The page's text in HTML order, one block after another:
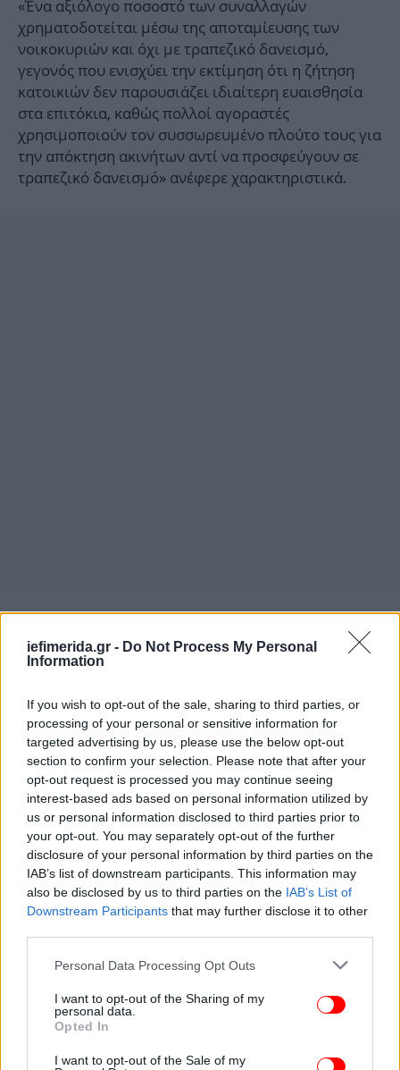
iefimerida.gr - Do Not Process My Personal
Information
If you wish to opt-out of the sale, sharing to third parties, or
processing of your personal or sensitive information for
targeted advertising by us, please use the below opt-out
section to confirm your selection. Please note that after your
opt-out request is processed you may continue seeing
interest-based ads based on personal information utilized by
us or personal information disclosed to third parties prior to
your opt-out. You may separately opt-out of the further
disclosure of your personal information by third parties on the
IAB’s list of downstream participants. This information may
also be disclosed by us to third parties on the IAB’s List of
Downstream Participants that may further disclose it to other
Please note that this website/app uses one or more Google
not limited to your visit or usage behaviour. You may click to
grant or deny consent to Google and its third-party tags to
use your data for below specified purposes in below Google
consent section.
Personal Data Processing Opt Outs
I want to opt-out of the Sharing of my
personal data.
Opted In
I want to opt-out of the Sale of my
«Ένα αξιόλογο ποσοστό των συναλλαγών
χρηματοδοτείται μέσω της αποταμίευσης των
νοικοκυριών και όχι με τραπεζικό δανεισμό,
γεγονός που ενισχύει την εκτίμηση ότι η ζήτηση
κατοικιών δεν παρουσιάζει ιδιαίτερη ευαισθησία
στα επιτόκια, καθώς πολλοί αγοραστές
χρησιμοποιούν τον συσσωρευμένο πλούτο τους για
την απόκτηση ακινήτων αντί να προσφεύγουν σε
τραπεζικό δανεισμό» ανέφερε χαρακτηριστικά.
Προσέθεσε όμως ότι η ζήτηση παραμένει ισχυρή.
Ενισχύεται όχι μόνο από εγχώριους παράγοντες —
όπως η σταδιακή άνοδος του διαθέσιμου
εισοδήματος τα τελευταία χρόνια, η βελτίωση των
οικονομικών προσδοκιών και τα στοχευμένα μέτρα
από τις ξένες επενδύσεις, τις αυξημένες τουριστικές
ροές στα αστικά κέντρα και την αντίληψη ότι το